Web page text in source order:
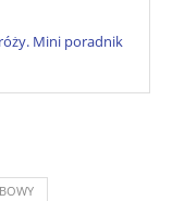
Mini poradnik